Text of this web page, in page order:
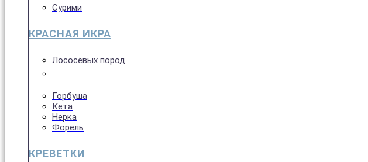
Сурими
КРАСНАЯ ИКРА
Лососёвых пород
Горбуша
Кета
Нерка
Форель
КРЕВЕТКИ